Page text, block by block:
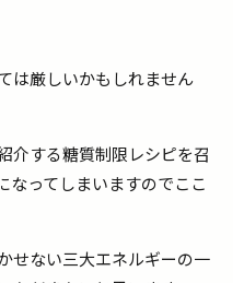
は厳しいかもしれません
介する糖質制限レシピを召
なってしまいますのでここ
せない三大エネルギーの一